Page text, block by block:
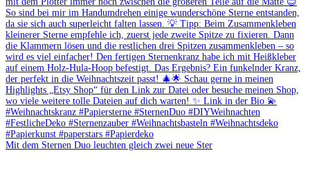
Mit dem Sternen Duo leuchten gleich zwei neue Ster